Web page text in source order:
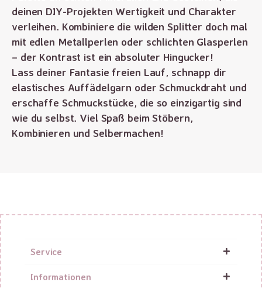
deinen DIY-Projekten Wertigkeit und Charakter
verleihen. Kombiniere die wilden Splitter doch mal
mit edlen Metallperlen oder schlichten Glasperlen
– der Kontrast ist ein absoluter Hingucker!
Lass deiner Fantasie freien Lauf, schnapp dir
elastisches Auffädelgarn oder Schmuckdraht und
erschaffe Schmuckstücke, die so einzigartig sind
wie du selbst. Viel Spaß beim Stöbern,
Kombinieren und Selbermachen!
Service
Informationen